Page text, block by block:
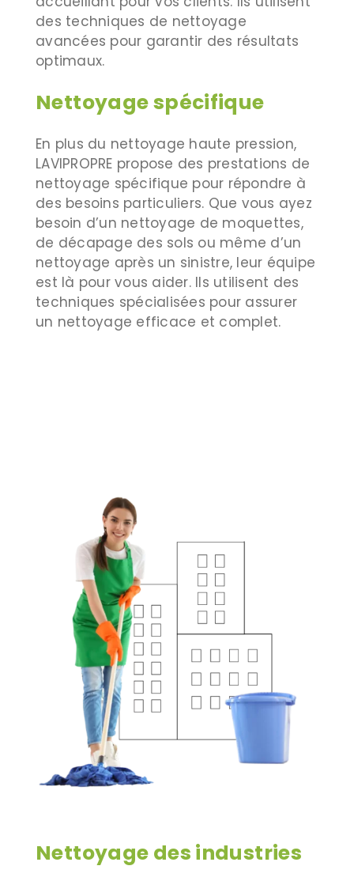
des techniques de nettoyage
avancées pour garantir des résultats
optimaux.
Nettoyage spécifique
En plus du nettoyage haute pression,
LAVIPROPRE propose des prestations de
nettoyage spécifique pour répondre à
des besoins particuliers. Que vous ayez
besoin d’un nettoyage de moquettes,
de décapage des sols ou même d’un
nettoyage après un sinistre, leur équipe
est là pour vous aider. Ils utilisent des
techniques spécialisées pour assurer
un nettoyage efficace et complet.
Nettoyage des industries